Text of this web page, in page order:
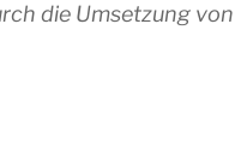
die Umsetzung